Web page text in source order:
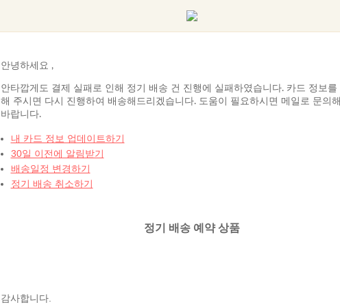
안녕하세요 ,
안타깝게도 결제 실패로 인해 정기 배송 건 진행에 실패하였습니다. 카드 정보를
해 주시면 다시 진행하여 배송해드리겠습니다. 도움이 필요하시면 메일로 문의해
바랍니다.
내 카드 정보 업데이트하기
30일 이전에 알림받기
배송일정 변경하기
정기 배송 취소하기
정기 배송 예약 상품
감사합니다.